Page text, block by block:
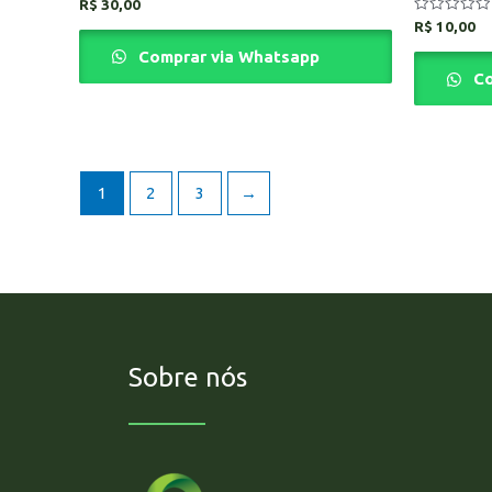
0
de
R$ 30,00
Comprar via Whatsapp
Avaliação
0
de
R$ 10,00
1 2 3 →
Sobre nós